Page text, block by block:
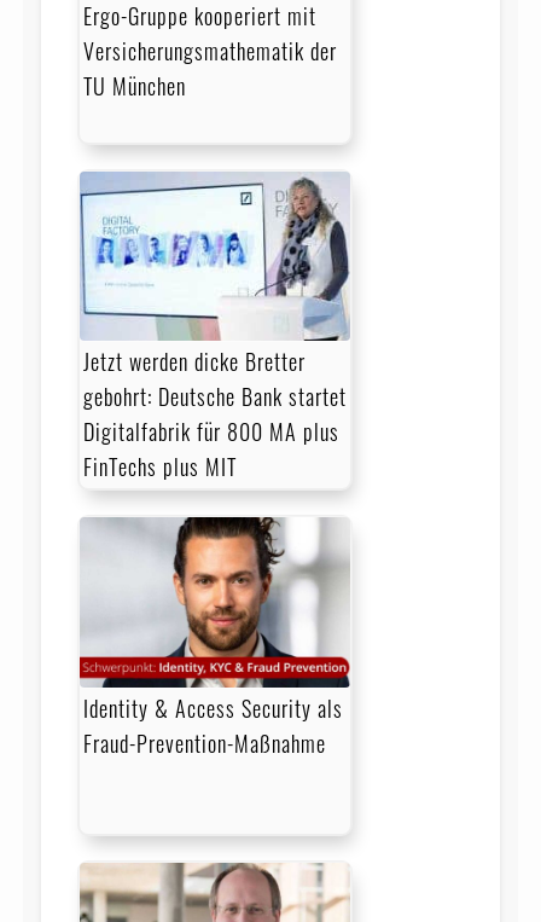
Ergo-Gruppe kooperiert mit
Versicherungsmathematik der
TU München
Jetzt werden dicke Bretter
gebohrt: Deutsche Bank startet
Digitalfabrik für 800 MA plus
FinTechs plus MIT
Identity & Access Security als
Fraud-Prevention-Maßnahme